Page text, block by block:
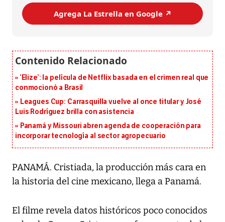
Agrega La Estrella en Google ↗️
‘Elize’: la película de Netflix basada en el crimen real que
conmocionó a Brasil
Leagues Cup: Carrasquilla vuelve al once titular y José
Luis Rodríguez brilla con asistencia
Panamá y Missouri abren agenda de cooperación para
incorporar tecnología al sector agropecuario
PANAMÁ. Cristiada, la producción más cara en
la historia del cine mexicano, llega a Panamá.
El filme revela datos históricos poco conocidos